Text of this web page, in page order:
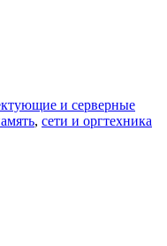
и серверные
, сети и оргтехника